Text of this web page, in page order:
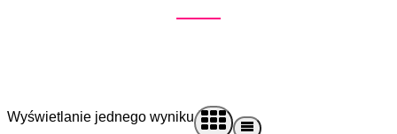
Wyświetlanie jednego wyniku